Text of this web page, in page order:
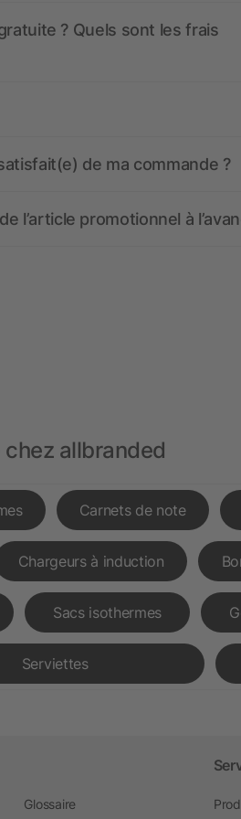
? Quels sont les frais
de ma commande ?
l’article promotionnel à
chez allbranded
Carnets de note
Chargeurs à induction
Sacs isothermes
Serviettes
Glossaire